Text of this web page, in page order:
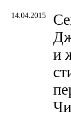
14.04.2015
и